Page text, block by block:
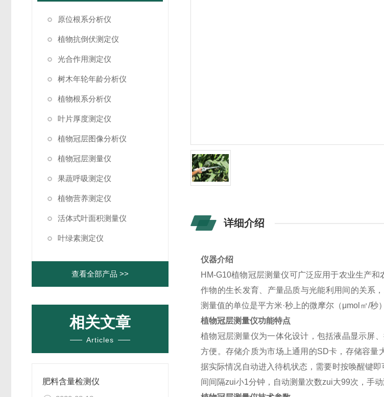
原位根系分析仪
植物抗倒伏测定仪
光合作用测定仪
树木年轮年龄分析仪
植物根系分析仪
叶片厚度测定仪
植物冠层图像分析仪
植物冠层测量仪
果蔬呼吸测定仪
植物营养测定仪
活体式叶面积测量仪
叶绿素测定仪
查看全部产品 >>
相关文章
Articles
肥料含量检测仪
详细介绍
仪器介绍
HM-G10植物冠层测量仪可广泛应用于农业生产
作物的生长发育、产量品质与光能利用间的关系
测量值的单位是平方米·秒上的微摩尔（μmol ㎡/秒
植物冠层测量仪功能特点
植物冠层测量仪为一体化设计，包括液晶显示屏
方便。存储介质为市场上通用的SD卡，存储容量
据实际情况自动进入待机状态，需要时按唤醒键
间间隔zui小1分钟，自动测量次数zui大99次，手